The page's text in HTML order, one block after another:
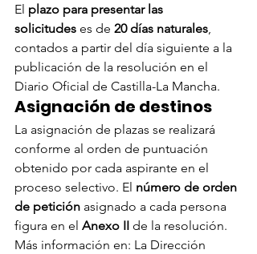
El plazo para presentar las
solicitudes es de 20 días naturales,
contados a partir del día siguiente a la
publicación de la resolución en el
Diario Oficial de Castilla-La Mancha.
Asignación de destinos
La asignación de plazas se realizará
conforme al orden de puntuación
obtenido por cada aspirante en el
proceso selectivo. El número de orden
de petición asignado a cada persona
figura en el Anexo II de la resolución.
Más información en: La Dirección